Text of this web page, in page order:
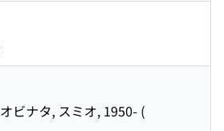
オビナタ, スミオ, 1950- (